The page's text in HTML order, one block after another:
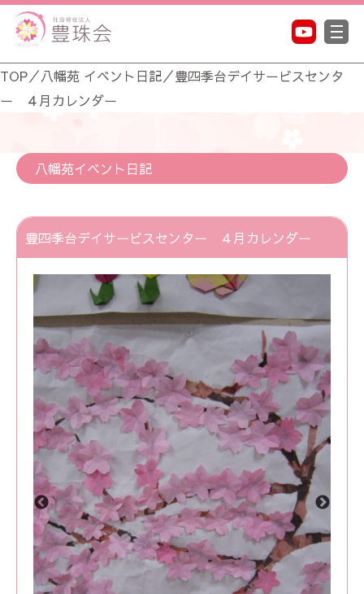
TOP／八幡苑 イベント日記／豊四季台デイサービスセンタ
ー ４月カレンダー
八幡苑イベント日記
豊四季台デイサービスセンター ４月カレンダー